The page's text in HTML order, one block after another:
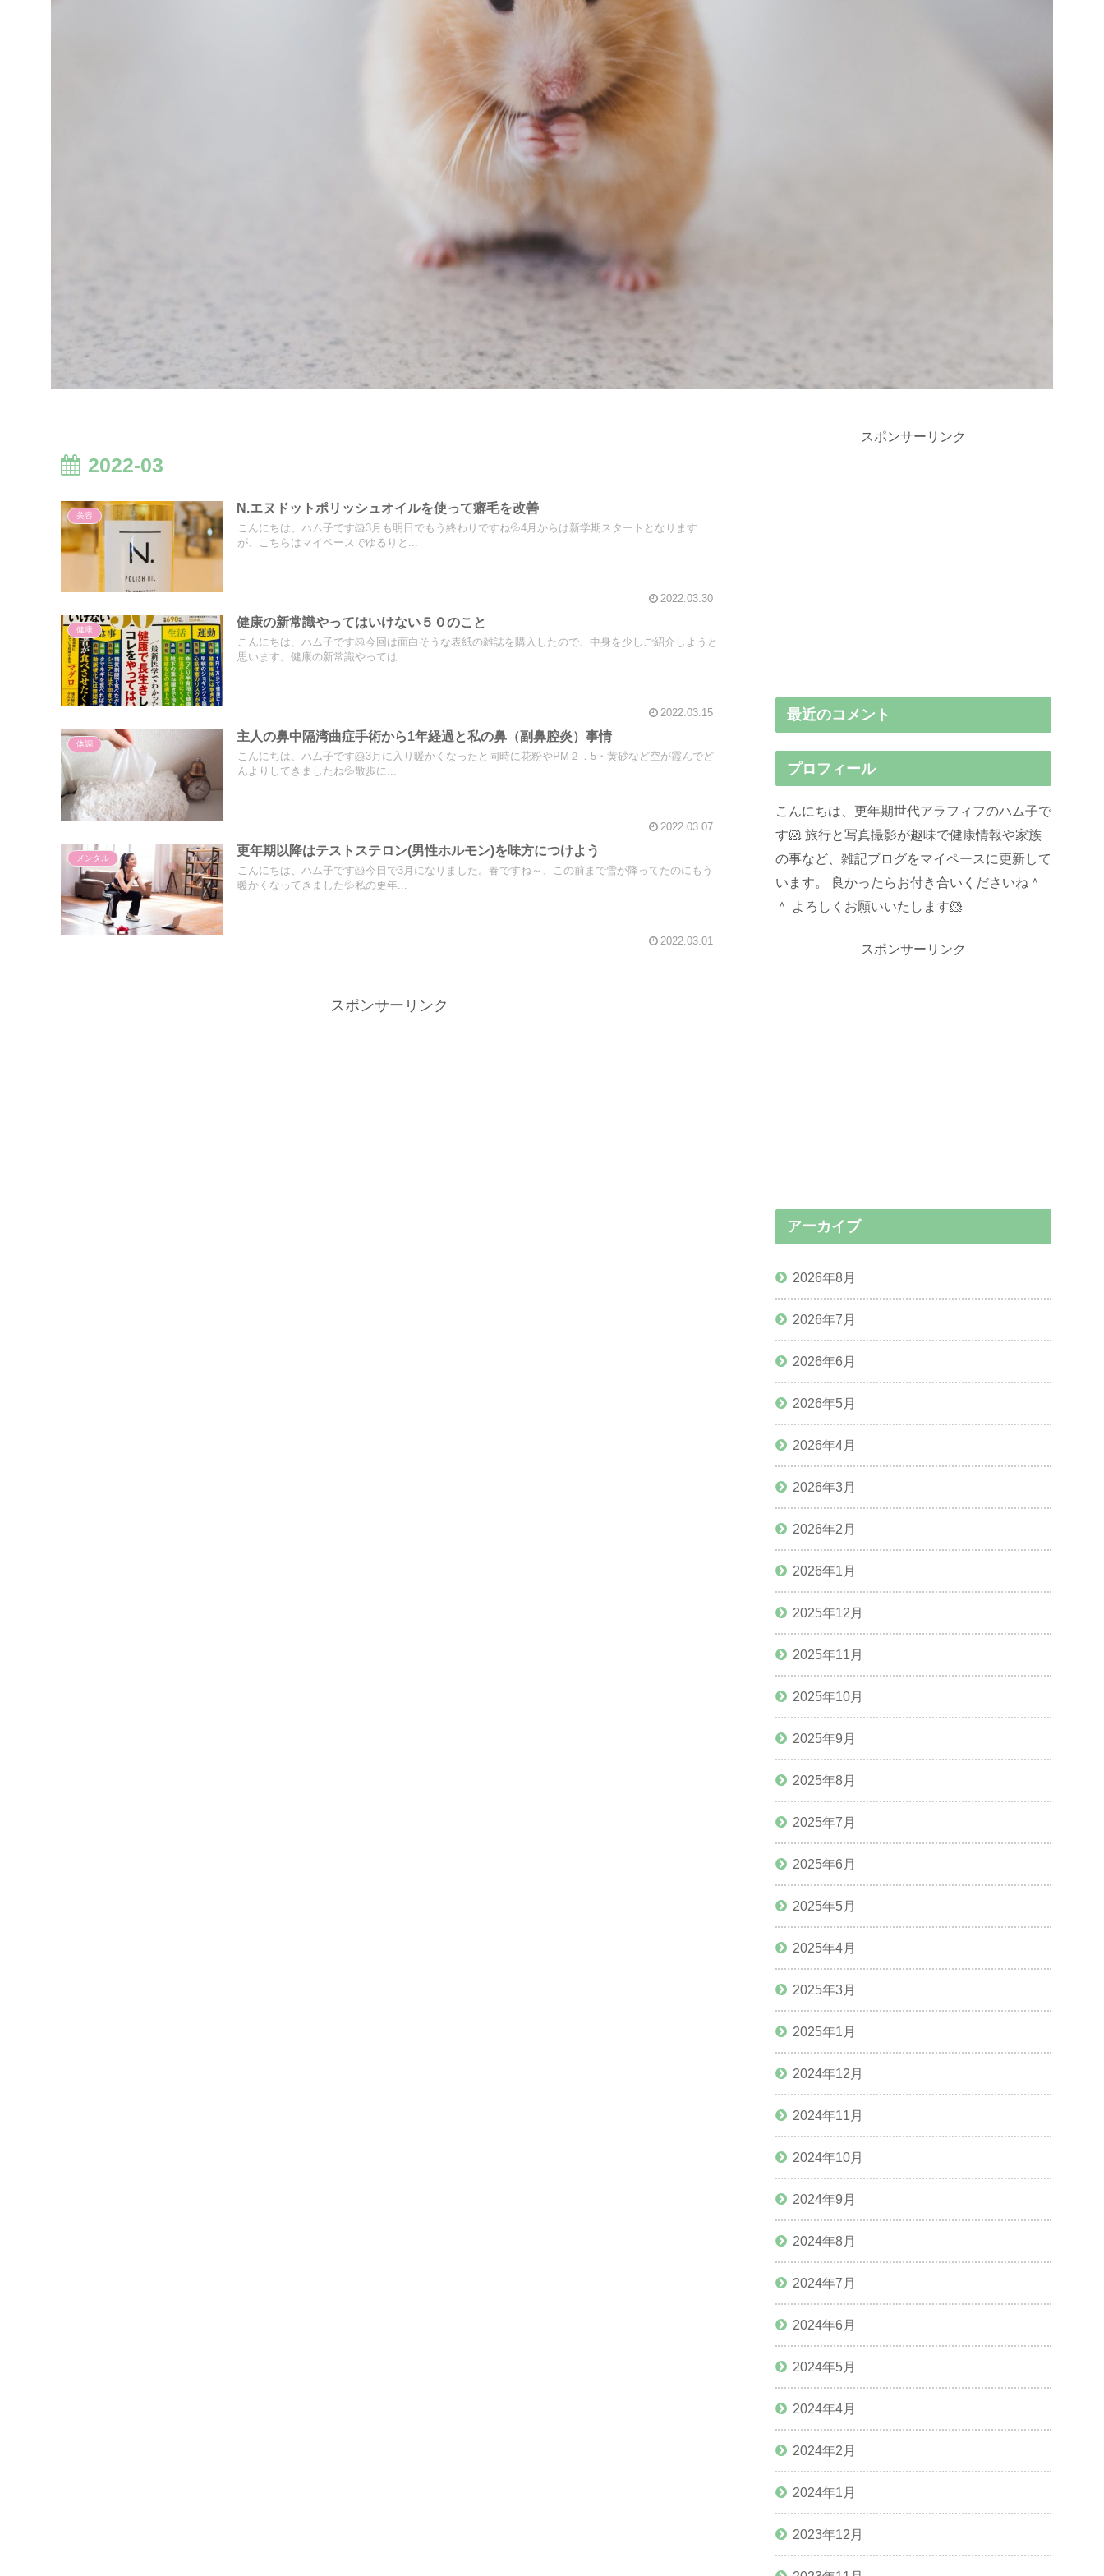
2022-03
美容
N.エヌドットポリッシュオイルを使って癖毛を改善
こんにちは、ハム子です🐹3月も明日でもう終わりですね💦4月からは新学期スタートとなります
が、こちらはマイペースでゆるりと...
2022.03.30
健康
健康の新常識やってはいけない５０のこと
こんにちは、ハム子です🐹今回は面白そうな表紙の雑誌を購入したので、中身を少しご紹介しようと
思います。健康の新常識やっては...
2022.03.15
体調
主人の鼻中隔湾曲症手術から1年経過と私の鼻（副鼻腔炎）事情
こんにちは、ハム子です🐹3月に入り暖かくなったと同時に花粉やPM２．5・黄砂など空が霞んでど
んよりしてきましたね💦散歩に...
2022.03.07
メンタル
更年期以降はテストステロン(男性ホルモン)を味方につけよう
こんにちは、ハム子です🐹今日で3月になりました。春ですね～、この前まで雪が降ってたのにもう
暖かくなってきました💦私の更年...
2022.03.01
スポンサーリンク
スポンサーリンク
最近のコメント
プロフィール
こんにちは、更年期世代アラフィフのハム子で
す🐹 旅行と写真撮影が趣味で健康情報や家族
の事など、雑記ブログをマイペースに更新して
います。 良かったらお付き合いくださいね＾
＾ よろしくお願いいたします🐹
スポンサーリンク
アーカイブ
2026年8月
2026年7月
2026年6月
2026年5月
2026年4月
2026年3月
2026年2月
2026年1月
2025年12月
2025年11月
2025年10月
2025年9月
2025年8月
2025年7月
2025年6月
2025年5月
2025年4月
2025年3月
2025年1月
2024年12月
2024年11月
2024年10月
2024年9月
2024年8月
2024年7月
2024年6月
2024年5月
2024年4月
2024年2月
2024年1月
2023年12月